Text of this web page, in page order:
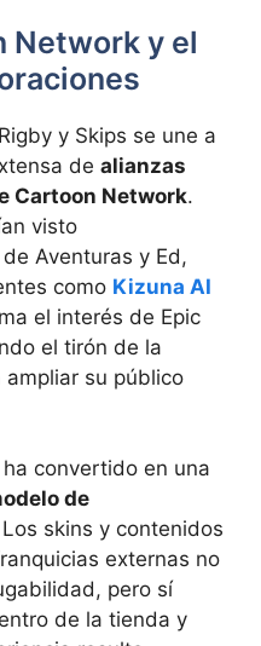
Network y el
y Skips se une a
de alianzas
Cartoon Network.
visto
Aventuras y Ed,
como Kizuna AI
el interés de Epic
el tirón de la
su público
convertido en una
de
skins y contenidos
externas no
pero sí
de la tienda y